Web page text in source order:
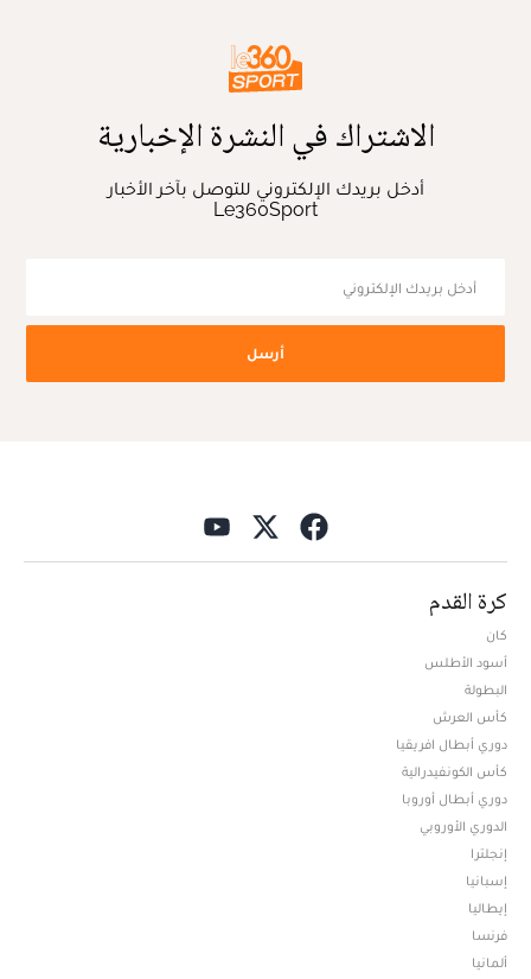
الاشتراك في النشرة الإخبارية
أدخل بريدك الإلكتروني للتوصل بآخر الأخبار
Le360Sport
أرسل
كرة القدم
كان
أسود الأطلس
البطولة
كأس العرش
دوري أبطال افريقيا
كأس الكونفيدرالية
دوري أبطال أوروبا
الدوري الأوروبي
إنجلترا
إسبانيا
إيطاليا
فرنسا
ألمانيا